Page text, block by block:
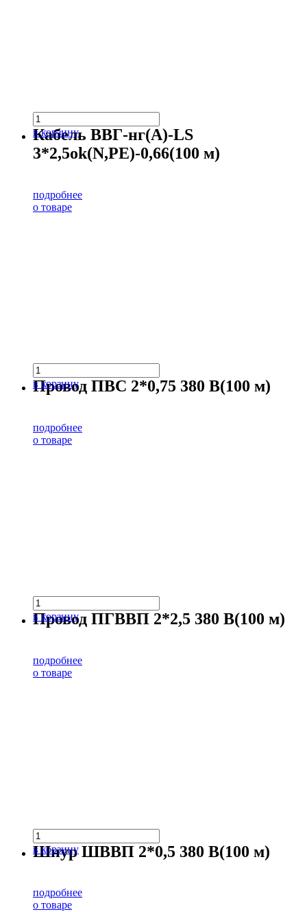
в корзину
Кабель ВВГ-нг(А)-LS
3*2,5ok(N,PE)-0,66(100 м)
подробнее
о товаре
в корзину
Провод ПВС 2*0,75 380 В(100 м)
подробнее
о товаре
в корзину
Провод ПГВВП 2*2,5 380 В(100 м)
подробнее
о товаре
в корзину
Шнур ШВВП 2*0,5 380 В(100 м)
подробнее
о товаре